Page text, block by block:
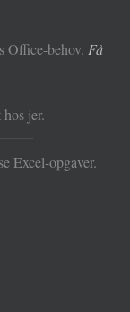
Office-behov. Få
jer.
Excel-opgaver.